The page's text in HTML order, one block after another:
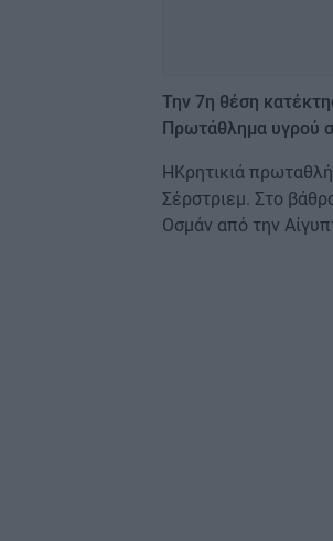
Την 7η θέση
Πρωτάθλημα υγρού
ΗΚρητικιά
Σέρστριεμ. Στο
Οσμάν από την